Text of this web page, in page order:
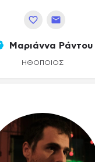
Μαριάννα Ράντου
ΗΘΟΠΟΙΌΣ